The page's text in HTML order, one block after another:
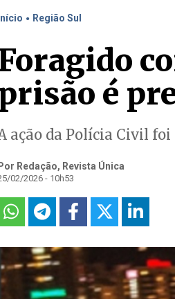
Início . Região Sul
é
ação da Polícia Civil
Por Redação, Revista Única
02/2026 - 10h53